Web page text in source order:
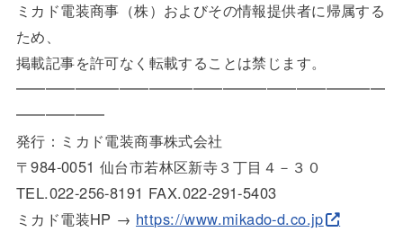
ミカド電装商事（株）およびその情報提供者に帰属する
ため、
掲載記事を許可なく転載することは禁じます。
━━━━━━━━━━━━━━━━━━━━━━━━━
━━━━━━
発行：ミカド電装商事株式会社
〒984-0051 仙台市若林区新寺３丁目４－３０
TEL.022-256-8191 FAX.022-291-5403
ミカド電装HP → https://www.mikado-d.co.jp